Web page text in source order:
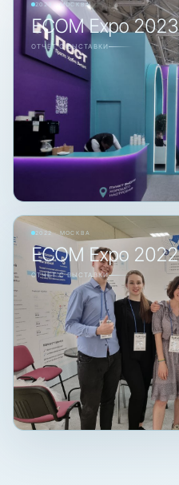
2023 · МОСКВА
ECOM Expo 2023
ОТЧЁТ С ВЫСТАВКИ
2022 · МОСКВА
ECOM Expo 2022
ОТЧЁТ С ВЫСТАВКИ